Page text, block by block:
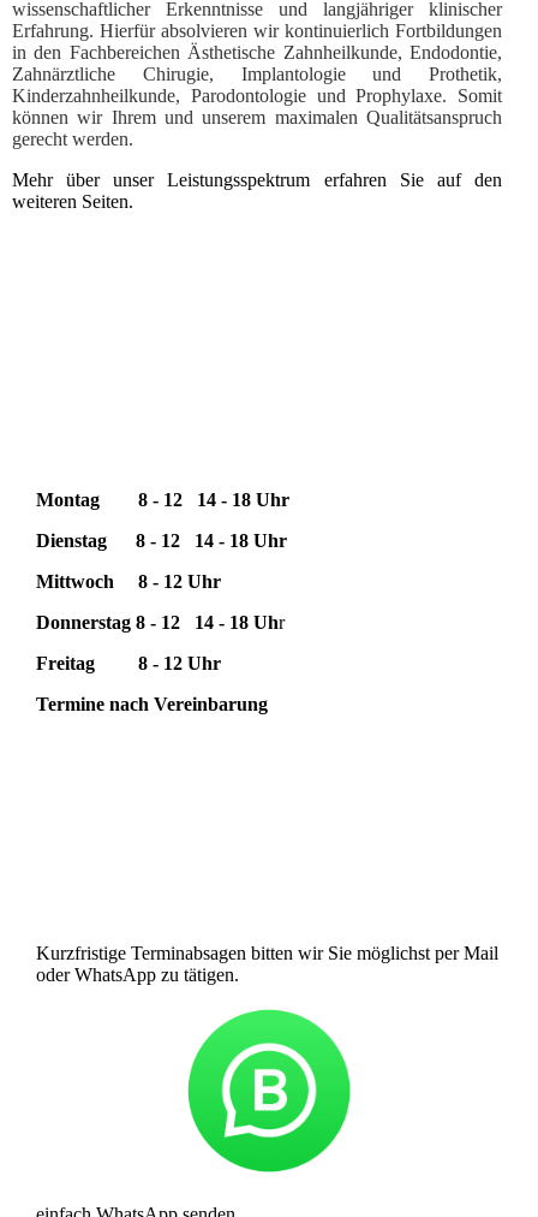
wissenschaftlicher Erkenntnisse und langjähriger klinischer
Erfahrung. Hierfür absolvieren wir kontinuierlich Fortbildungen
in den Fachbereichen Ästhetische Zahnheilkunde, Endodontie,
Zahnärztliche Chirugie, Implantologie und Prothetik,
Kinderzahnheilkunde, Parodontologie und Prophylaxe. Somit
können wir Ihrem und unserem maximalen Qualitätsanspruch
gerecht werden.
Mehr über unser Leistungsspektrum erfahren Sie auf den
weiteren Seiten.
Montag 8 - 12 14 - 18 Uhr
Dienstag
8 - 12 14 - 18 Uhr
Mittwoch
8 - 12 Uhr
Donnerstag 8 - 12 14 - 18 Uhr
Freitag
8 - 12 Uhr
Termine nach Vereinbarung
Kurzfristige Terminabsagen bitten wir Sie möglichst per Mail
oder WhatsApp zu tätigen.